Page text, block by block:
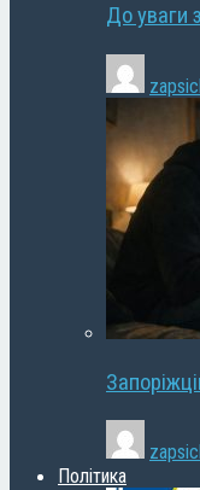
До уваги
Політика